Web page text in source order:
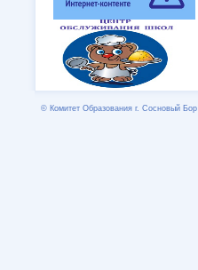
© Комитет Образования г. Сосновый Бор